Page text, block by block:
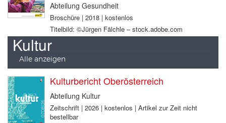
Abteilung Gesundheit
Broschüre | 2018 | kostenlos
Titelbild: ©Jürgen Fälchle – stock.adobe.com
Kultur
Alle anzeigen
Kulturbericht Oberösterreich
Abteilung Kultur
Zeitschrift | 2026 | kostenlos | Artikel zur Zeit nicht
bestellbar